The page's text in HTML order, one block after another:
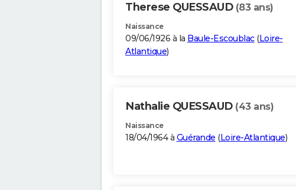
Therese QUESSAUD (83 ans)
Naissance
09/06/1926 à la Baule-Escoublac(Loire-
Atlantique)
Nathalie QUESSAUD (43 ans)
Naissance
18/04/1964 à Guérande (Loire-Atlantique)